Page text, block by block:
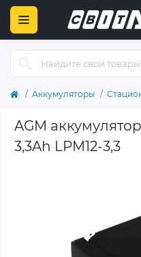
Аккумуляторы
AGM
3,3Ah LPM12-3,3